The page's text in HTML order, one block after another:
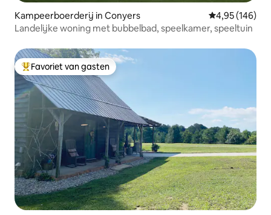
Kampeerboerderij in Conyers Gemiddelde
4,95 (146)
Landelijke woning met bubbelbad, speelkamer, speeltuin
Topfavoriet van gasten
Favoriet van gasten